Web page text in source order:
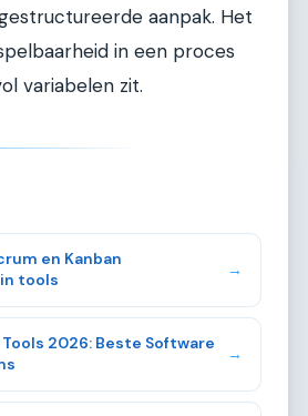
aanpak. Het
in een proces
variabelen zit.
en Kanban
tools
→
2026: Beste Software
→